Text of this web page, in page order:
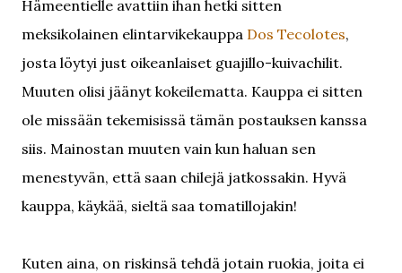
Hämeentielle avattiin ihan hetki sitten
meksikolainen elintarvikekauppa Dos Tecolotes,
josta löytyi just oikeanlaiset guajillo-kuivachilit.
Muuten olisi jäänyt kokeilematta. Kauppa ei sitten
ole missään tekemisissä tämän postauksen kanssa
siis. Mainostan muuten vain kun haluan sen
menestyvän, että saan chilejä jatkossakin. Hyvä
kauppa, käykää, sieltä saa tomatillojakin!
Kuten aina, on riskinsä tehdä jotain ruokia, joita ei